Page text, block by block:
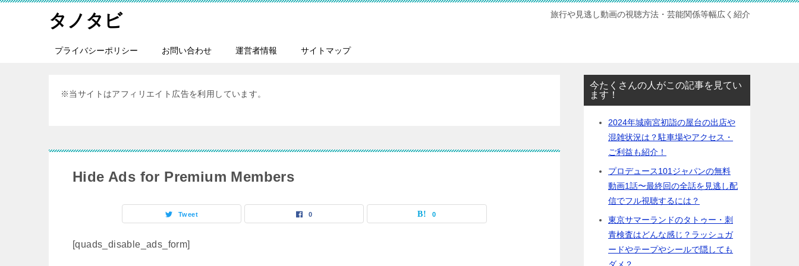
タノタビ 旅行や見逃し動画の視聴方法・芸能関係等幅広く紹介
プライバシーポリシー お問い合わせ 運営者情報 サイトマップ
※当サイトはアフィリエイト広告を利用しています。
Hide Ads for Premium Members
Tweet 0 0
[quads_disable_ads_form]
今たくさんの人がこの記事を見てい
ます！
2024年城南宮初詣の屋台の出店や
混雑状況は？駐車場やアクセス・
ご利益も紹介！
プロデュース101ジャパンの無料
動画1話〜最終回の全話を見逃し配
信でフル視聴するには？
東京サマーランドのタトゥー・刺
青検査はどんな感じ？ラッシュガ
ードやテープやシールで隠しても